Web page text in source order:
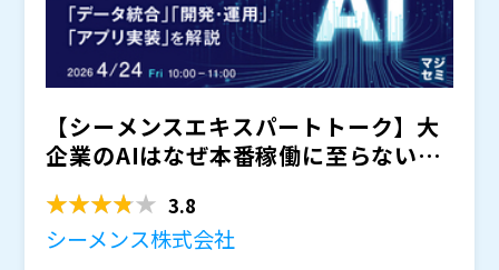
【シーメンスエキスパートトーク】大
企業のAIはなぜ本番稼働に至らないの
3.8
シーメンス株式会社